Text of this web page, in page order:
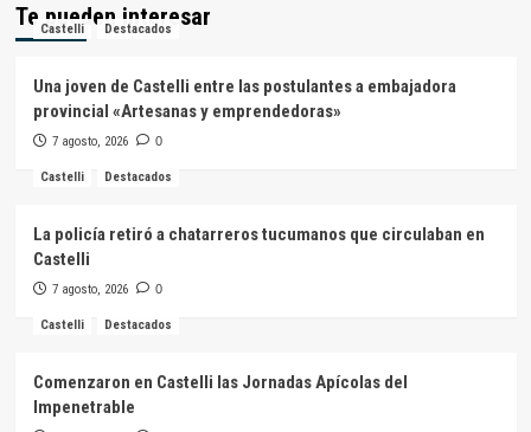
Te pueden interesar
Castelli Destacados
Una joven de Castelli entre las postulantes a embajadora
provincial «Artesanas y emprendedoras»
7 agosto, 2026 0
Castelli Destacados
La policía retiró a chatarreros tucumanos que circulaban en
Castelli
7 agosto, 2026 0
Castelli Destacados
Comenzaron en Castelli las Jornadas Apícolas del
Impenetrable